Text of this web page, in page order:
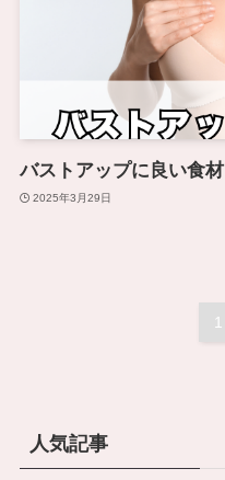
バストアップに良い食材
2025年3月29日
1
人気記事